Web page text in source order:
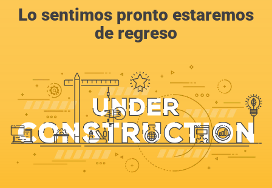
Lo sentimos pronto estaremos
de regreso